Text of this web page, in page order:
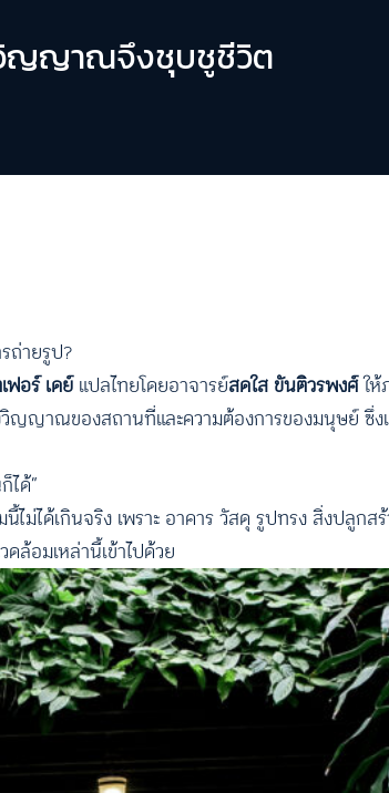
วิญญาณจึงชุบชูชีวิต
ถ่ายรูป?
ฟอร์ เดย์แปลไทยโดยอาจารย์สดใส ขันติวรพงศ์ให้
ญาณของสถานที่และความต้องการของมนุษย์ ซึ่งเ
ด้”
ได้เกินจริง เพราะ อาคาร วัสดุ รูปทรง สิ่งปลูกส
ดล้อมเหล่านี้เข้าไปด้วย